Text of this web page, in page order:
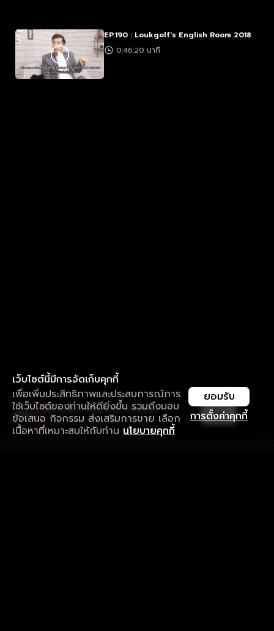
EP.190 : Loukgolf's English Room 2018
0:46:20 นาที
เว็บไซต์นี้มีการจัดเก็บคุกกี้
เพื่อเพิ่มประสิทธิภาพและประสบการณ์การ
ใช้เว็บไซต์ของท่านให้ดียิ่งขึ้น รวมถึงมอบ
ข้อเสนอ กิจกรรม ส่งเสริมการขาย เลือก
เนื้อหาที่เหมาะสมให้กับท่าน นโยบายคุกกี้
การตั้งค่าคุกกี้
ยอมรับ
ใช้งานแอป ลื่นไหลกว่า ไม่มีสะดุด
ดาวน์โหลดแอปเพื่อการรับชมที่ดีกว่า เปิด